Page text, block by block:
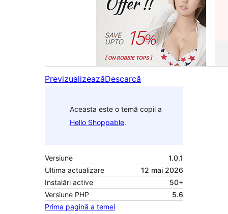
PrevizualizeazăDescarcă
Aceasta este o temă copil a
Hello Shoppable.
Versiune
1.0.1
Ultima actualizare
12 mai 2026
Instalări active
50+
Versiune PHP
5.6
Prima pagină a temei